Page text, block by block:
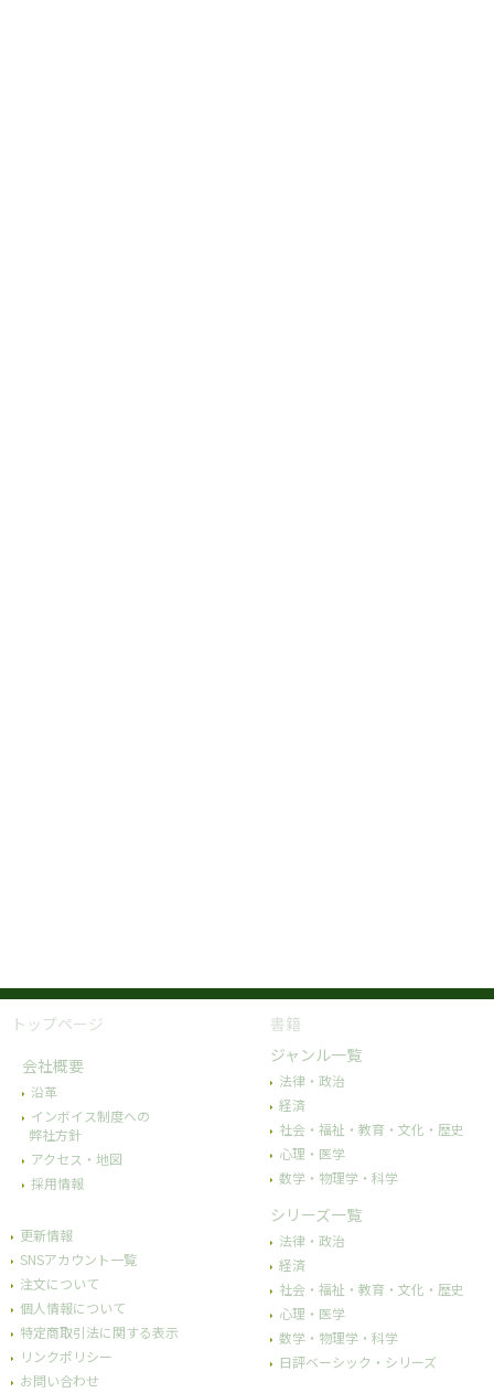
トップページ
会社概要
沿革
インボイス制度への
弊社方針
アクセス・地図
採用情報
更新情報
SNSアカウント一覧
注文について
個人情報について
特定商取引法に関する表示
リンクポリシー
お問い合わせ
書籍
ジャンル一覧
法律・政治
経済
社会・福祉・教育・文化・歴史
心理・医学
数学・物理学・科学
シリーズ一覧
法律・政治
経済
社会・福祉・教育・文化・歴史
心理・医学
数学・物理学・科学
日評ベーシック・シリーズ